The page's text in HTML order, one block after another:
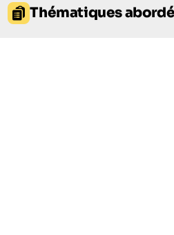
Cette journaliste expérimentée
l’École des hautes études
Thématiques